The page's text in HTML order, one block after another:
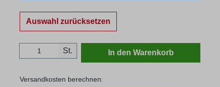
Auswahl zurücksetzen
Produkt Anzahl: Gib den gewünschten
St. In den Warenkorb
Versandkosten berechnen: